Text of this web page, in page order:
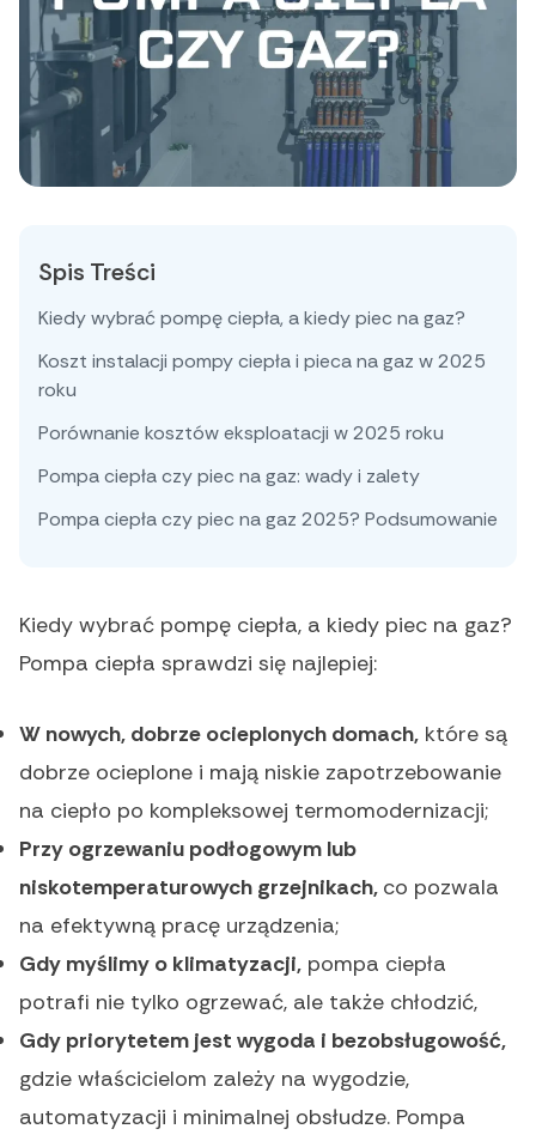
Kiedy wybrać pompę ciepła, a kiedy piec na gaz?
Pompa ciepła sprawdzi się najlepiej:
W nowych, dobrze ocieplonych domach, które są
dobrze ocieplone i mają niskie zapotrzebowanie
na ciepło po kompleksowej termomodernizacji;
Przy ogrzewaniu podłogowym lub
niskotemperaturowych grzejnikach, co pozwala
na efektywną pracę urządzenia;
Gdy myślimy o klimatyzacji, pompa ciepła
potrafi nie tylko ogrzewać, ale także chłodzić,
Gdy priorytetem jest wygoda i bezobsługowość,
gdzie właścicielom zależy na wygodzie,
automatyzacji i minimalnej obsłudze. Pompa
Spis Treści
Kiedy wybrać pompę ciepła, a kiedy piec na gaz?
Koszt instalacji pompy ciepła i pieca na gaz w 2025
roku
Porównanie kosztów eksploatacji w 2025 roku
Pompa ciepła czy piec na gaz: wady i zalety
Pompa ciepła czy piec na gaz 2025? Podsumowanie